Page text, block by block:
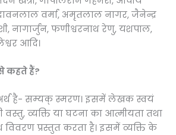
वर्मा, अमृतलाल नागर, जैनेन्द्र
नागार्जुन, फणीश्वरनाथ रेणु, यशपाल,
आदि।
कहते हैं?
है- सम्यक् स्मरण। इसमें लेखक स्वयं
व्यक्ति या घटना का आत्मीयता तथा
प्रस्तुत करता है। इसमें व्यक्ति के